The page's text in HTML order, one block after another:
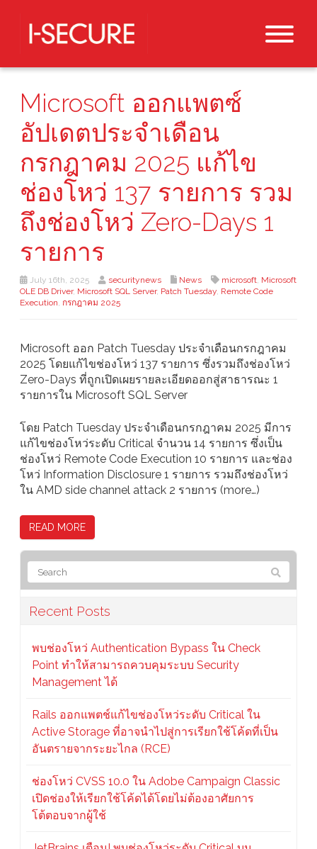
Microsoft ออกแพตซ์
อัปเดตประจำเดือน
กรกฎาคม 2025 แก้ไข
ช่องโหว่ 137 รายการ รวม
ถึงช่องโหว่ Zero-Days 1
รายการ
July 16th, 2025 securitynews News microsoft, Microsoft
OLE DB Driver, Microsoft SQL Server, Patch Tuesday, Remote Code
Execution, กรกฎาคม 2025
Microsoft ออก Patch Tuesday ประจำเดือนกรกฎาคม
2025 โดยแก้ไขช่องโหว่ 137 รายการ ซึ่งรวมถึงช่องโหว่
Zero-Days ที่ถูกเปิดเผยรายละเอียดออกสู่สาธารณะ 1
รายการใน Microsoft SQL Server
โดย Patch Tuesday ประจำเดือนกรกฎาคม 2025 มีการ
แก้ไขช่องโหว่ระดับ Critical จำนวน 14 รายการ ซึ่งเป็น
ช่องโหว่ Remote Code Execution 10 รายการ และช่อง
โหว่ Information Disclosure 1 รายการ รวมถึงช่องโหว่
ใน AMD side channel attack 2 รายการ (more…)
READ MORE
Recent Posts
พบช่องโหว่ Authentication Bypass ใน Check
Point ทำให้สามารถควบคุมระบบ Security
Management ได้
Rails ออกแพตช์แก้ไขช่องโหว่ระดับ Critical ใน
Active Storage ที่อาจนำไปสู่การเรียกใช้โค้ดที่เป็น
อันตรายจากระยะไกล (RCE)
ช่องโหว่ CVSS 10.0 ใน Adobe Campaign Classic
เปิดช่องให้เรียกใช้โค้ดได้โดยไม่ต้องอาศัยการ
โต้ตอบจากผู้ใช้